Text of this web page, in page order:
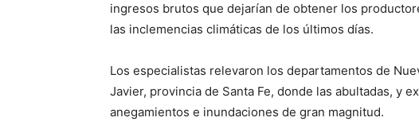
ingresos brutos que dejarían de obtener los
las inclemencias climáticas de los últimos días.
Los especialistas relevaron los departamentos de
Javier, provincia de Santa Fe, donde las abultadas, y
anegamientos e inundaciones de gran magnitud.